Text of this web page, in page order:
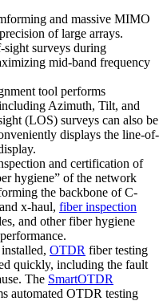
and massive MIMO
of large arrays.
sight surveys during
mid-band frequency
tool performs
Azimuth, Tilt, and
(LOS) surveys can also be
displays the line-of-
and certification of
hygiene” of the network
the backbone of C-
x-haul, fiber inspection
and other fiber hygiene
OTDR fiber testing
quickly, including the fault
The SmartOTDR
automated OTDR testing